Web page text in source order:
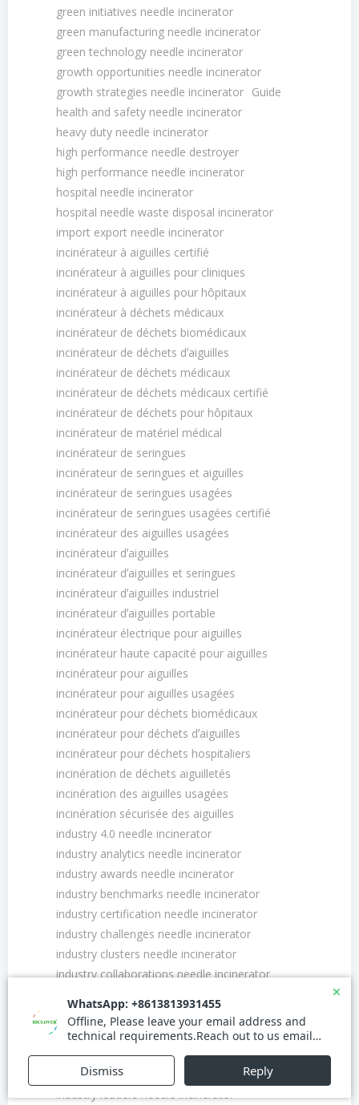
green initiatives needle incinerator
green manufacturing needle incinerator
green technology needle incinerator
growth opportunities needle incinerator
growth strategies needle incinerator Guide
health and safety needle incinerator
heavy duty needle incinerator
high performance needle destroyer
high performance needle incinerator
hospital needle incinerator
hospital needle waste disposal incinerator
import export needle incinerator
incinérateur à aiguilles certifié
incinérateur à aiguilles pour cliniques
incinérateur à aiguilles pour hôpitaux
incinérateur à déchets médicaux
incinérateur de déchets biomédicaux
incinérateur de déchets dʼaiguilles
incinérateur de déchets médicaux
incinérateur de déchets médicaux certifié
incinérateur de déchets pour hôpitaux
incinérateur de matériel médical
incinérateur de seringues
incinérateur de seringues et aiguilles
incinérateur de seringues usagées
incinérateur de seringues usagées certifié
incinérateur des aiguilles usagées
incinérateur dʼaiguilles
incinérateur dʼaiguilles et seringues
incinérateur dʼaiguilles industriel
incinérateur dʼaiguilles portable
incinérateur électrique pour aiguilles
incinérateur haute capacité pour aiguilles
incinérateur pour aiguilles
incinérateur pour aiguilles usagées
incinérateur pour déchets biomédicaux
incinérateur pour déchets dʼaiguilles
incinérateur pour déchets hospitaliers
incinération de déchets aiguilletés
incinération des aiguilles usagées
incinération sécurisée des aiguilles
industry 4.0 needle incinerator
industry analytics needle incinerator
industry awards needle incinerator
industry benchmarks needle incinerator
industry certification needle incinerator
industry challenges needle incinerator
industry clusters needle incinerator
industry collaborations needle incinerator
industry expert needle incinerator
industry forecasts needle incinerator
industry innovations needle incinerator
industry insights needle incinerator
industry leaders needle incinerator